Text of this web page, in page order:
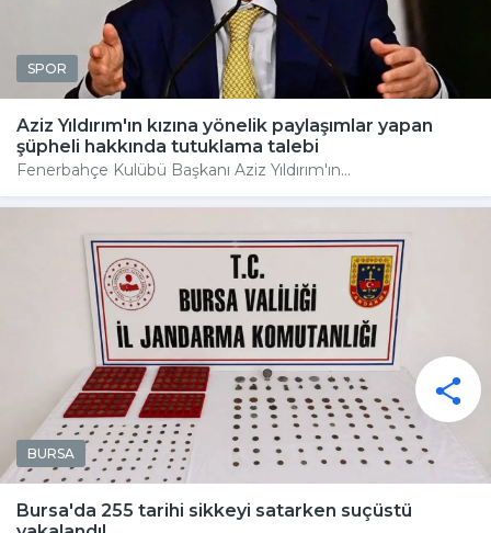
SPOR
Aziz Yıldırım'ın kızına yönelik paylaşımlar yapan
şüpheli hakkında tutuklama talebi
Fenerbahçe Kulübü Başkanı Aziz Yıldırım'ın...
BURSA
Bursa'da 255 tarihi sikkeyi satarken suçüstü